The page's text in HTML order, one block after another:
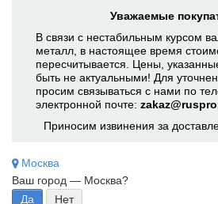
Уважаемые
В связи с нестабильным курсом
металл, в настоящее время
пересчитывается. Цены,
быть не актуальными! Для
просим связываться с нами по
электронной почте:
Приносим извинения за
Москва
Ваш город — Москва?